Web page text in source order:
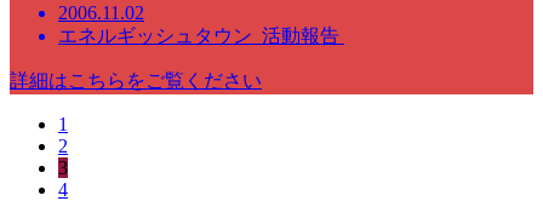
2006.11.02
エネルギッシュタウン 活動報告
詳細はこちらをご覧ください
1
2
3
4